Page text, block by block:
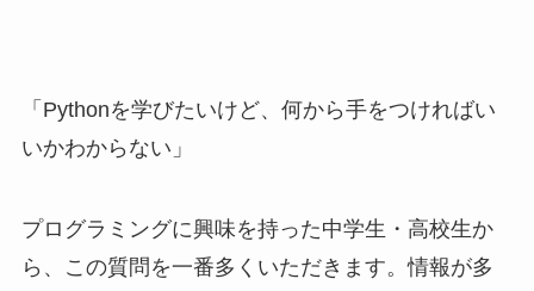
「Pythonを学びたいけど、何から手をつければい
いかわからない」
プログラミングに興味を持った中学生・高校生か
ら、この質問を一番多くいただきます。情報が多